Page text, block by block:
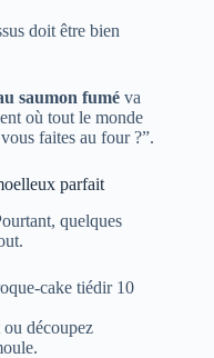
doit être bien
saumon fumé va
où tout le monde
faites au four ?”.
parfait
quelques
cake tiédir 10
découpez